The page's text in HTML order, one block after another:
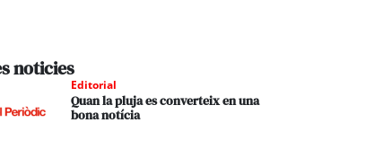
noticies
Editorial
Quan la pluja es converteix en una
bona notícia